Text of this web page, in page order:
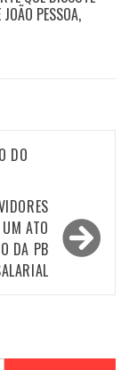
PESSOA,
DO
ATO
DA PB